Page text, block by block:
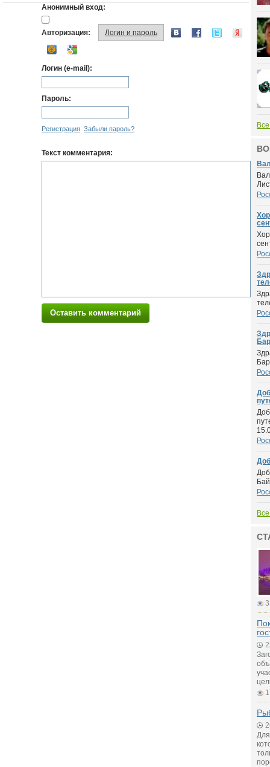
Анонимный вход:
Авторизация: Логин и пароль
Логин (e-mail):
Пароль:
Регистрация Забыли пароль?
Текст комментария:
Оставить комментарий